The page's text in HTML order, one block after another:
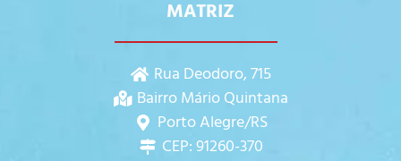
MATRIZ
Rua Deodoro, 715
Bairro Mário Quintana
Porto Alegre/RS
CEP: 91260-370